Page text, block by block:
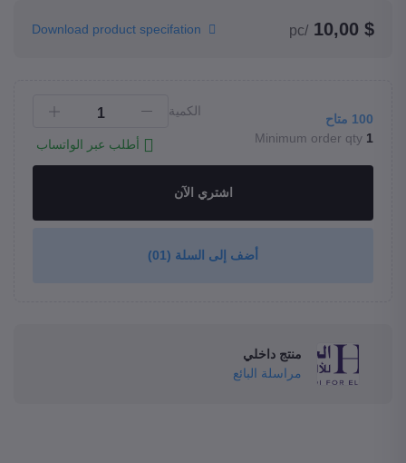
$ 10,00
/pc
100 متاح
Minimum order qty 1
الكمية
أطلب عبر الواتساب
اشتري الآن
أضف إلى السلة (01)
منتج داخلي
مراسلة البائع